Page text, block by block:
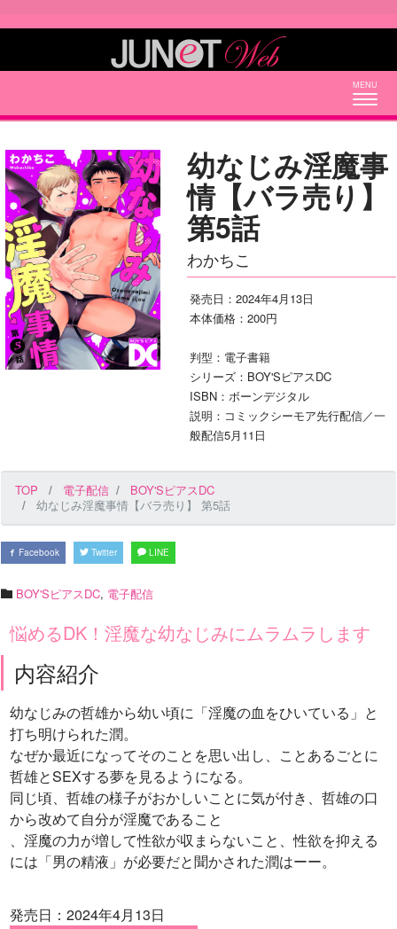
幼なじみ淫魔事
情【バラ売り】
第5話
わかちこ
発売日：2024年4月13日
本体価格：200円
判型：電子書籍
シリーズ：BOY'SピアスDC
ISBN：ボーンデジタル
説明：コミックシーモア先行配信／一
般配信5月11日
TOP 電子配信
BOY'SピアスDC
幼なじみ淫魔事情【バラ売り】 第5話
Facebook Twitter LINE
BOY'SピアスDC, 電子配信
悩めるDK！淫魔な幼なじみにムラムラします
内容紹介
幼なじみの哲雄から幼い頃に「淫魔の血をひいている」と
打ち明けられた潤。
なぜか最近になってそのことを思い出し、ことあるごとに
哲雄とSEXする夢を見るようになる。
同じ頃、哲雄の様子がおかしいことに気が付き、哲雄の口
から改めて自分が淫魔であること
、淫魔の力が増して性欲が収まらないこと、性欲を抑える
には「男の精液」が必要だと聞かされた潤はーー。
発売日：2024年4月13日